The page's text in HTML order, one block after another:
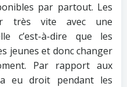
par partout. Les
très vite avec une
c’est-à-dire que les
jeunes et donc changer
Par rapport aux
eu droit pendant les